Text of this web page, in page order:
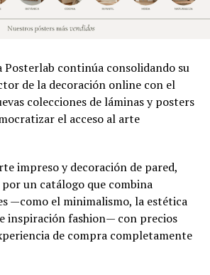
Posterlab continúa consolidando su
de la decoración online con el
colecciones de láminas y posters
el acceso al arte
impreso y decoración de pared,
un catálogo que combina
—como el minimalismo, la estética
inspiración fashion— con precios
de compra completamente